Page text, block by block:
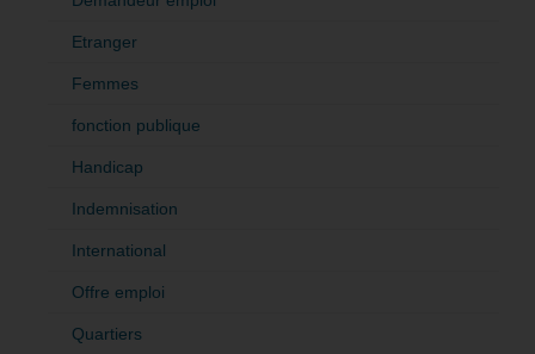
Etranger
Femmes
fonction publique
Handicap
Indemnisation
International
Offre emploi
Quartiers